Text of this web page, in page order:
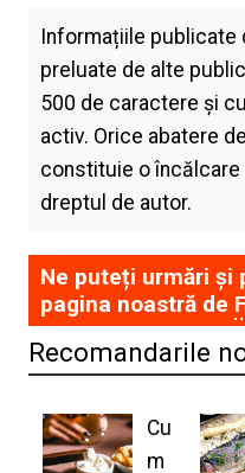
Informațiile publicate
preluate de alte
500 de caractere și
activ. Orice abatere
constituie o încălcare
dreptul de autor.
Ne puteți urmări și
pagina noastră de
Recomandarile
Cu
m